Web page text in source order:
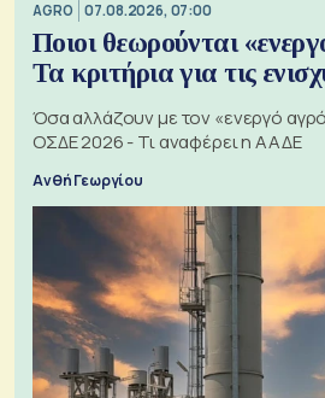
AGRO 07.08.2026, 07:00
Ποιοι θεωρούνται
Τα κριτήρια για τις
Όσα αλλάζουν με τον «ενεργό
ΟΣΔΕ 2026 - Τι αναφέρει η ΑΑΔΕ
Ανθή Γεωργίου